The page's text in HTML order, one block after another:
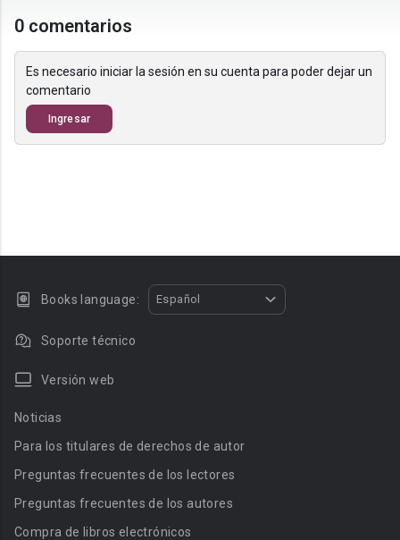
0 comentarios
Es necesario iniciar la sesión en su cuenta para poder dejar un
comentario
Ingresar
Books language: Español
Soporte técnico
Versión web
Noticias
Para los titulares de derechos de autor
Preguntas frecuentes de los lectores
Preguntas frecuentes de los autores
Compra de libros electrónicos